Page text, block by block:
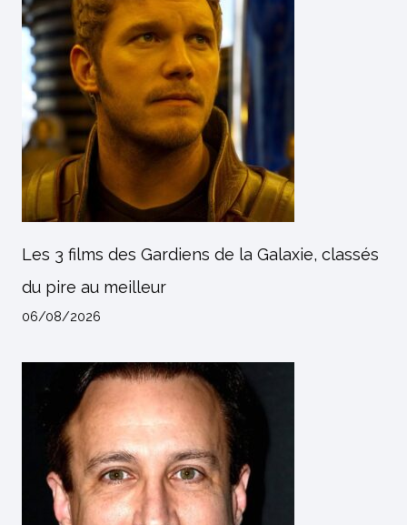
Les 3 films des Gardiens de la Galaxie, classés
du pire au meilleur
06/08/2026